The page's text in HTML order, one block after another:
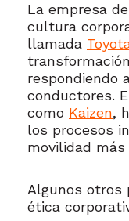
La empresa
cultura
llamada
respondiendo
conductores.
como Kaizen,
los procesos
movilidad
Algunos otros
ética